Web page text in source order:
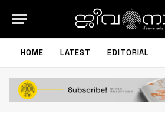
HOME LATEST EDITORIAL